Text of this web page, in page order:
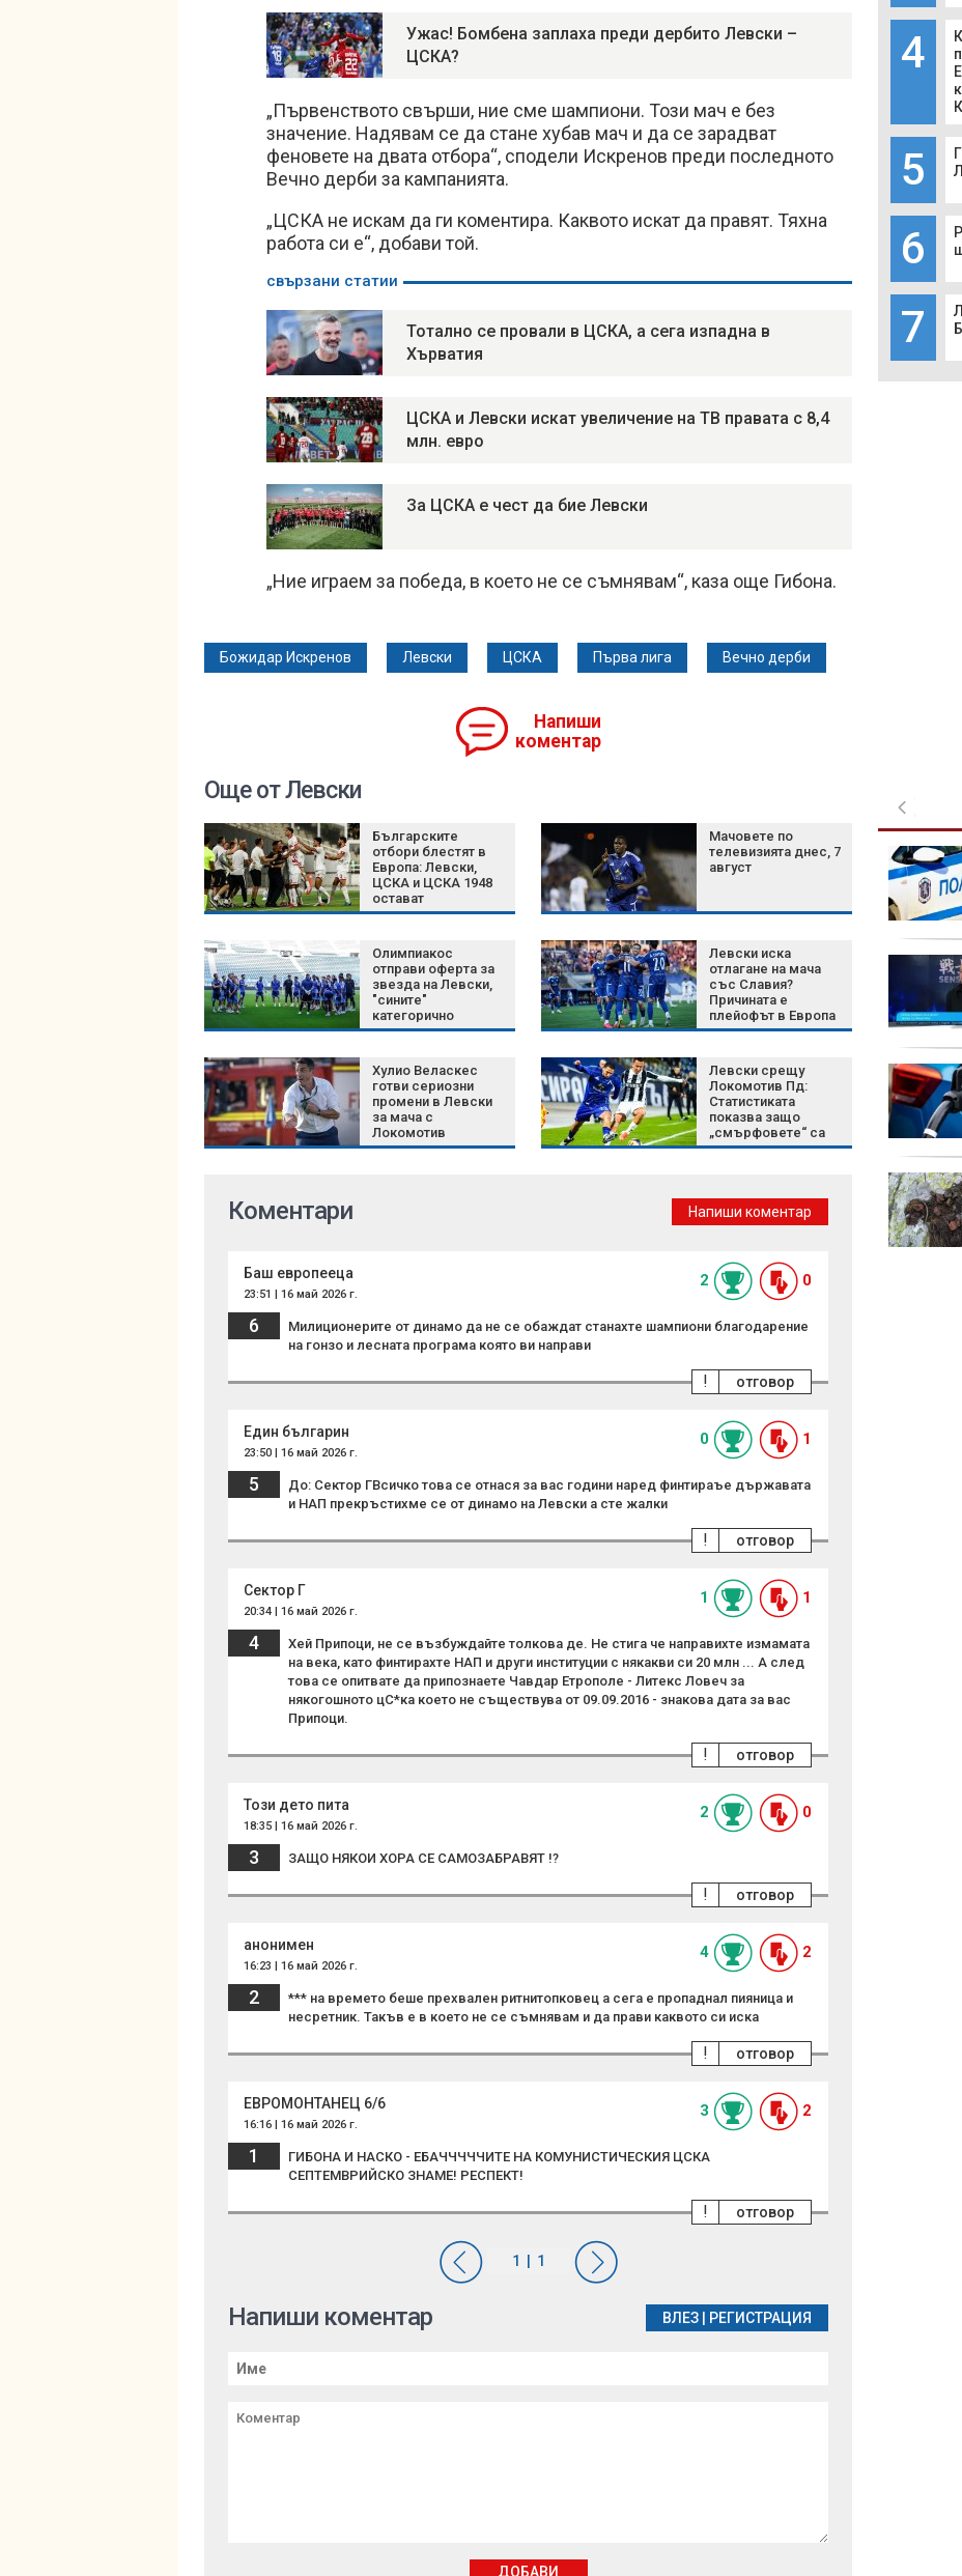
Ужас! Бомбена заплаха преди дербито Левски –
ЦСКА?
„Първенството свърши, ние сме шампиони. Този мач е без
значение. Надявам се да стане хубав мач и да се зарадват
феновете на двата отбора“, сподели Искренов преди последното
Вечно дерби за кампанията.
„ЦСКА не искам да ги коментира. Каквото искат да правят. Тяхна
работа си е“, добави той.
свързани статии
Тотално се провали в ЦСКА, а сега изпадна в
Хърватия
ЦСКА и Левски искат увеличение на ТВ правата с 8,4
млн. евро
За ЦСКА е чест да бие Левски
„Ние играем за победа, в което не се съмнявам“, каза още Гибона.
Божидар Искренов Левски ЦСКА Първа лига Вечно дерби
Напиши
коментар
4
5
6
7
Още от Левски
Българските
отбори блестят в
Европа: Левски,
ЦСКА и ЦСКА 1948
остават
непобедени
Мачовете по
телевизията днес, 7
август
Олимпиакос
отправи оферта за
звезда на Левски,
"сините"
категорично
отказаха
Левски иска
отлагане на мача
със Славия?
Причината е
плейофът в Европа
и правилото на БФС
Хулио Веласкес
готви сериозни
промени в Левски
за мача с
Локомотив
Пловдив
Левски срещу
Локомотив Пд:
Статистиката
показва защо
„смърфовете“ са
най-трудният
90 000 гумени патета
полетяха в река
благотворителна
Американски военен
самолет кацна на
летището в София
В кабината е 50
градуса: Шофьори
скочиха срещу
забраната за ТИР-
овете в жегите
йеменски военни
нарасна до 58 след
Коментари Напиши коментар
Баш европееца
23:51 | 16 май 2026 г.
2 0
6
Милиционерите от динамо да не се обаждат станахте шампиони благодарение
на гонзо и лесната програма която ви направи
отговор
!
Един българин
23:50 | 16 май 2026 г.
0 1
5
До: Сектор ГВсичко това се отнася за вас години наред финтираъе държавата
и НАП прекръстихме се от динамо на Левски а сте жалки
отговор
!
Сектор Г
20:34 | 16 май 2026 г.
1 1
4
Хей Припоци, не се възбуждайте толкова де. Не стига че направихте измамата
на века, като финтирахте НАП и други институции с някакви си 20 млн ... А след
това се опитвате да припознаете Чавдар Етрополе - Литекс Ловеч за
някогошното цС*ка което не съществува от 09.09.2016 - знакова дата за вас
Припоци.
отговор
!
Този дето пита
18:35 | 16 май 2026 г.
2 0
3 ЗАЩО НЯКОИ ХОРА СЕ САМОЗАБРАВЯТ !?
отговор
!
анонимен
16:23 | 16 май 2026 г.
4 2
2
*** на времето беше прехвален ритнитопковец а сега е пропаднал пияница и
несретник. Такъв е в което не се съмнявам и да прави каквото си иска
отговор
!
ЕВРОМОНТАНЕЦ 6/6
16:16 | 16 май 2026 г.
3 2
1
ГИБОНА И НАСКО - ЕБАЧЧЧЧЧИТЕ НА КОМУНИСТИЧЕСКИЯ ЦСКА
СЕПТЕМВРИЙСКО ЗНАМЕ! РЕСПЕКТ!
отговор
!
Напиши коментар ВЛЕЗ РЕГИСТРАЦИЯ
ДОБАВИ